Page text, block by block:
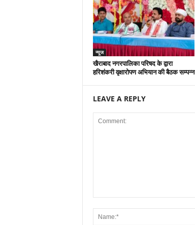
न्यूज
खैराबाद नगरपालिका परिषद के द्वारा
हरिशंकरी वृक्षारोपण अभियान की बैठक सम्पन्न
LEAVE A REPLY